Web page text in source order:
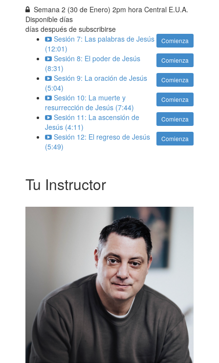
Semana 2 (30 de Enero) 2pm hora Central E.U.A.
Disponibledías
días después de subscribirse
Comienza
Sesión 7: Las palabras de Jesús
(12:01)
Comienza
Sesión 8: El poder de Jesús
(8:31)
Comienza
Sesión 9: La oración de Jesús
(5:04)
Comienza
Sesión 10: La muerte y
resurrección de Jesús (7:44)
Comienza
Sesión 11: La ascensión de
Jesús (4:11)
Comienza
Sesión 12: El regreso de Jesús
(5:49)
Tu Instructor